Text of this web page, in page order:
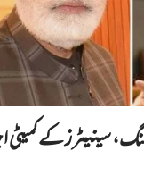
سینیٹرز کے کمیٹی